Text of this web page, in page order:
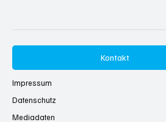
Kontakt
Impressum
Datenschutz
Mediadaten